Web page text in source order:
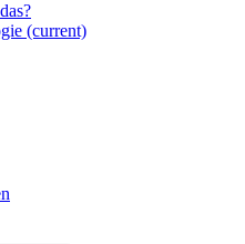
(current)